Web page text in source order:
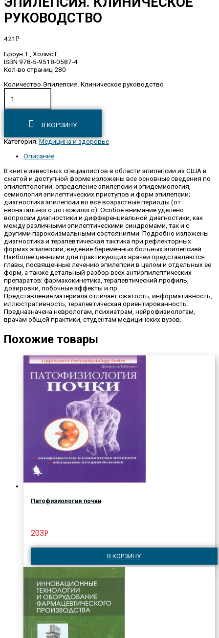
РУКОВОДСТВО
421 Р
Броун Т., Холмс Г.
ISBN 978-5-9518-0587-4
Кол-во страниц 280
Количество Эпилепсия. Клиническое руководство
В КОРЗИНУ
Категория:Медицина и здоровье
Описание
В книге известных специалистов в области эпилепсии из США в
сжатой и доступной форме изложены все основные сведения по
эпилептологии: определение эпилепсии и эпидемиология,
семиология эпилептических приступов и форм эпилепсии;
диагностика эпилепсии во все возрастные периоды (от
неонатального до пожилого). Особое внимание уделено
вопросам диагностики и дифференциальной диагностики, как
между различными эпилептическими синдромами, так и с
другими пароксизмальными состояниями. Подробно изложены
диагностика и терапевтическая тактика при рефлекторных
формах эпилепсии, ведение беременных больных эпилепсией.
Наиболее ценными для практикующих врачей представляются
главы, посвященные лечению эпилепсии в целом и отдельных ее
форм, а также детальный разбор всех антиэпилептических
препаратов: фармакокинетика, терапевтический профиль,
дозировки, побочные эффекты и пр.
Представление материала отличает сжатость, информативность,
иллюстративность, терапевтическая ориентированность.
Предназначена неврологам, психиатрам, нейрофизиологам,
врачам общей практики, студентам медицинских вузов.
Похожие товары
Патофизиология почки
203Р
В КОРЗИНУ